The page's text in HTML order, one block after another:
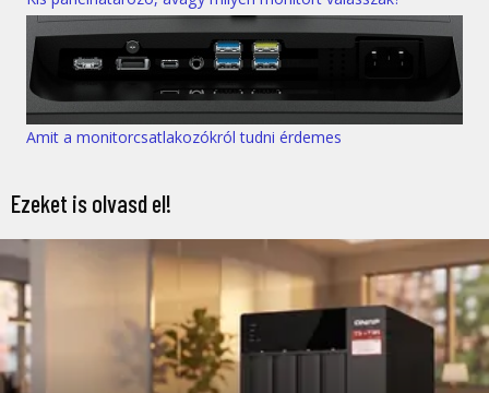
Amit a monitorcsatlakozókról tudni érdemes
Ezeket is olvasd el!